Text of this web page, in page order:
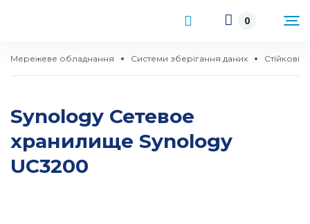
0
Мережеве обладнання Системи зберігання даних Стійкові
Synology Сетевое
хранилище Synology
UC3200